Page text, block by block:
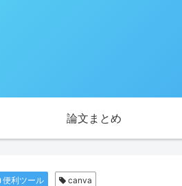
論文まとめ
便利ツール canva